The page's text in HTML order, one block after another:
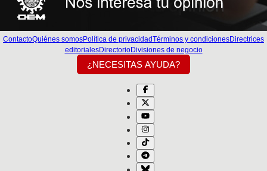
ContactoQuiénes somosPolítica de privacidadTérminos y condicionesDirectrices
editorialesDirectorioDivisiones de negocio
¿NECESITAS AYUDA?